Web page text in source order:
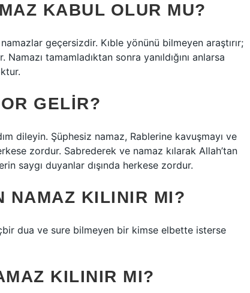
KABUL OLUR MU?
geçersizdir. Kıble yönünü bilmeyen araştırır;
tamamladıktan sonra yanıldığını anlarsa
GELIR?
dileyin. Şüphesiz namaz, Rablerine kavuşmayı ve
zordur. Sabrederek ve namaz kılarak Allah’tan
saygı duyanlar dışında herkese zordur.
NAMAZ KILINIR MI?
dua ve sure bilmeyen bir kimse elbette isterse
KILINIR MI?